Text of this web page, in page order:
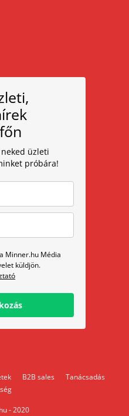
üzleti
próbára!
Minner.hu Média
küldjön.
B2B sales
Tanácsadás
- 2020